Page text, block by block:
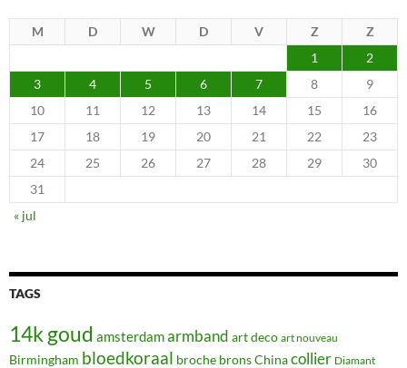
M D W D V Z
Z
1
2
3
4 5 6 7 8
9
10
11 12 13 14 15
16
17
18 19 20 21 22
23
24
25 26 27 28 29
30
31
« jul
TAGS
14k goud amsterdamarmband art deco art nouveau
Birmingham bloedkoraal broche bronsChinacollier Diamant